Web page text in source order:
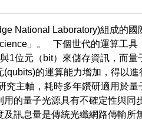
National Laboratory)組成的國
」。 下個世代的運算工具
1位元（bit）來儲存資訊，而量
的運算能力增加，得以
主軸，耗時多年鑽研適用於
的量子光源具有不確定性與同
訊息量是傳統光纖網路傳輸所